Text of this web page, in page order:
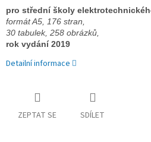
pro střední školy
formát A5, 176 stran,
30 tabulek, 258 obrázků,
rok vydání 2019
Detailní informace
ZEPTAT SE SDÍLET